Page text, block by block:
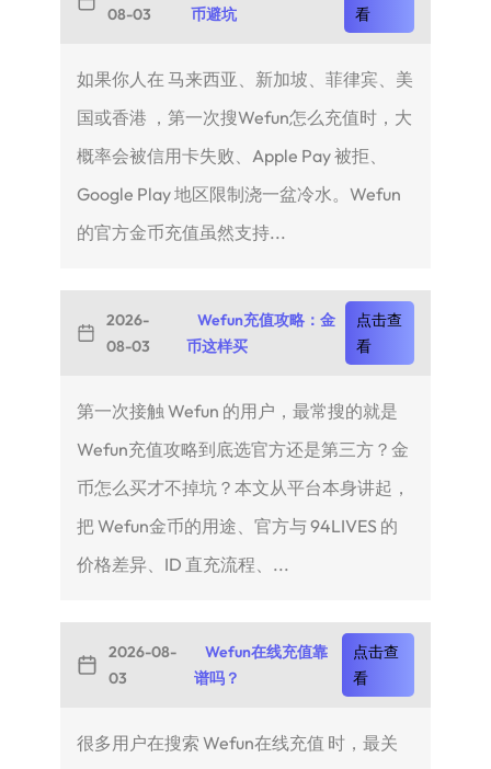
08-03
币避坑
看
如果你人在 马来西亚、新加坡、菲律宾、美
国或香港 ，第一次搜Wefun怎么充值时，大
概率会被信用卡失败、Apple Pay 被拒、
Google Play 地区限制浇一盆冷水。Wefun
的官方金币充值虽然支持...
2026-
08-03
Wefun充值攻略：金
币这样买
点击查
看
第一次接触 Wefun 的用户，最常搜的就是
Wefun充值攻略到底选官方还是第三方？金
币怎么买才不掉坑？本文从平台本身讲起，
把 Wefun金币的用途、官方与 94LIVES 的
价格差异、ID 直充流程、...
2026-08-
03
Wefun在线充值靠
谱吗？
点击查
看
很多用户在搜索 Wefun在线充值 时，最关